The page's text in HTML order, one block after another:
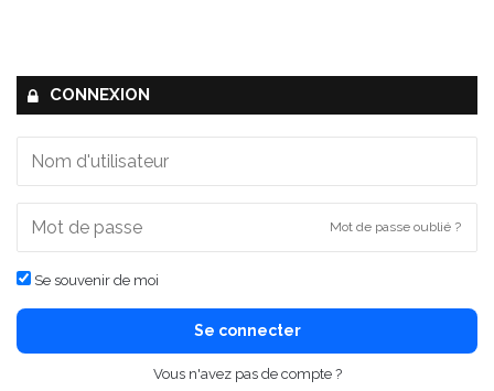
CONNEXION
Mot de passe oublié ?
Se souvenir de moi
Se connecter
Vous n'avez pas de compte ?